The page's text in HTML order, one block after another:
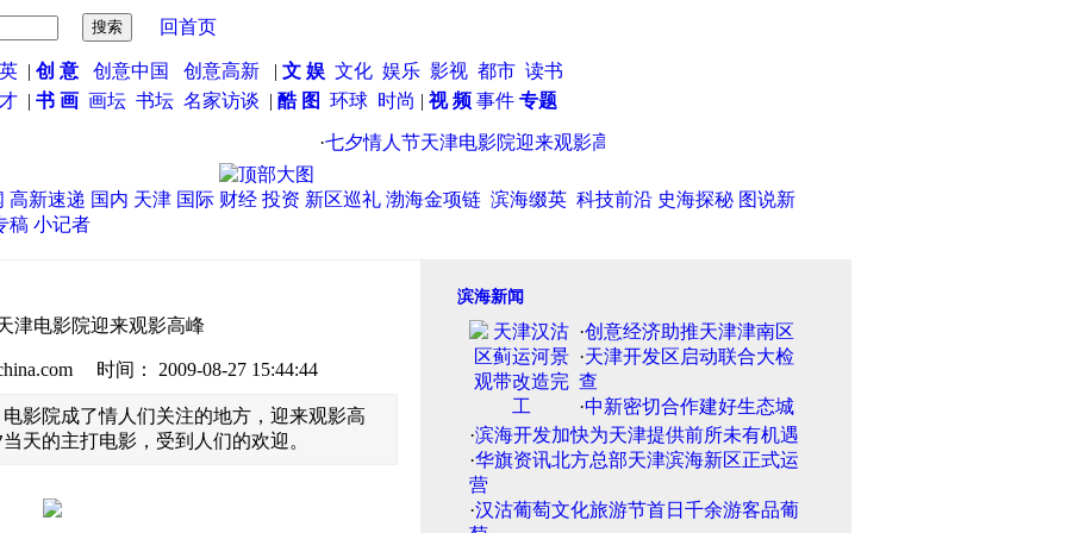
回首页
| 创 意 创意中国 创意高新 | 文 娱 文化 娱乐 影视 都市 读书
| 书 画 画坛 书坛 名家访谈 | 酷 图 环球 时尚 | 视 频 事件 专题
七夕情人节天津电影院迎来观影高峰
高新速递 国内 天津 国际 财经 投资 新区巡礼 渤海金项链 滨海缀英 科技前沿 史海探秘 图说新
稿 小记者
津电影院迎来观影高峰
时间： 2009-08-27 15:44:44
影院成了情人们关注的地方，迎来观影高
天的主打电影，受到人们的欢迎。
滨海新闻
·创意经济助推天津津南区
·天津开发区启动联合大检
查
·中新密切合作建好生态城
·滨海开发加快为天津提供前所未有机遇
·华旗资讯北方总部天津滨海新区正式运
营
·汉沽葡萄文化旅游节首日千余游客品葡